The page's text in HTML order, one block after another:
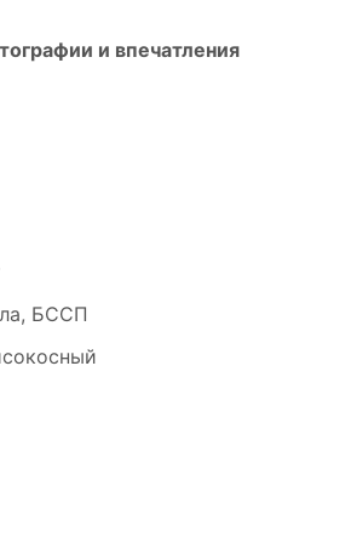
и впечатления
БССП